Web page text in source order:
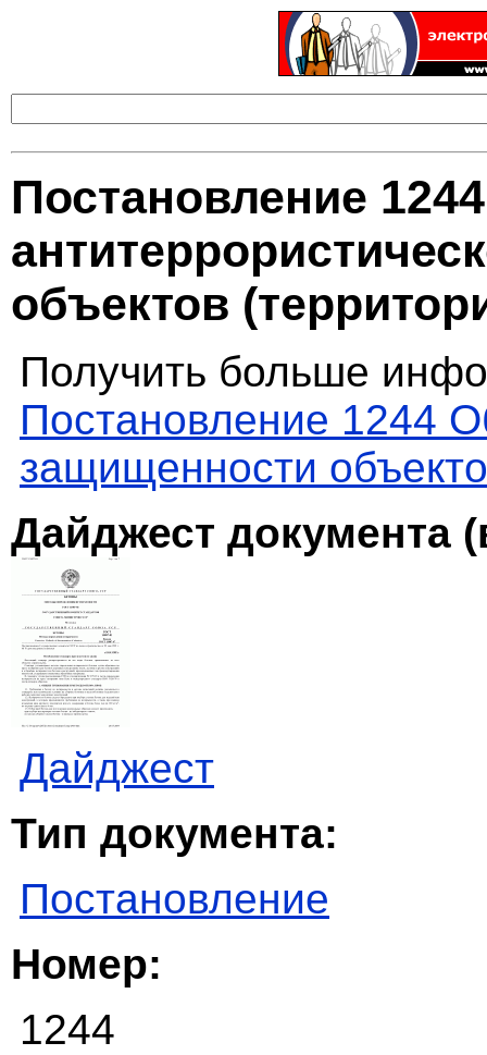
Постановление
объектов
Получить больше
Постановление 1244
защищенности
Дайджест документа
Дайджест
Тип документа:
Постановление
Номер:
1244